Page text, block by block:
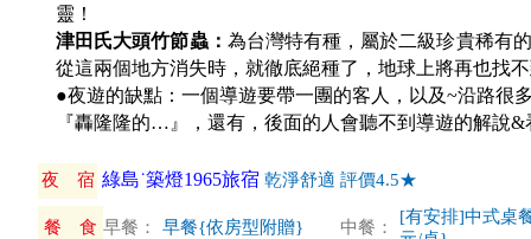
靈！
津田氏大頭竹節蟲： 為台灣特有種，屬於二級珍貴稀有
從這兩個地方消失時，就徹底絕種了，地球上將再也找
●夜遊的缺點：一個導遊要帶一團的客人，以及~沿路很
『轟隆隆的…』，還有，後面的人會聽不到導遊的解
夜 宿 綠島˙築燈1965旅宿 乾淨舒適 評價4.5★
餐 食 早餐： 早餐{依房型附贈} 中餐：
[有安排]中式桌